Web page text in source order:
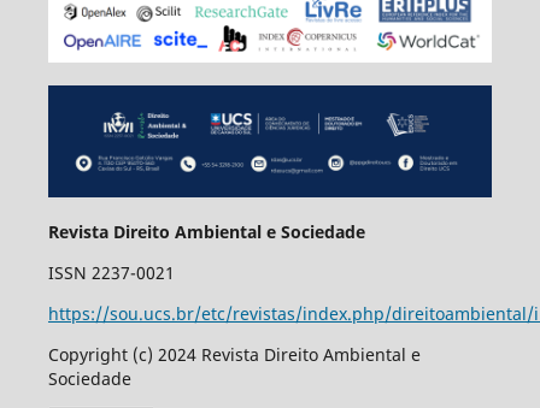
Revista Direito Ambiental e Sociedade
ISSN 2237-0021
https://sou.ucs.br/etc/revistas/index.php/direitoambiental/
Copyright (c) 2024 Revista Direito Ambiental e
Sociedade